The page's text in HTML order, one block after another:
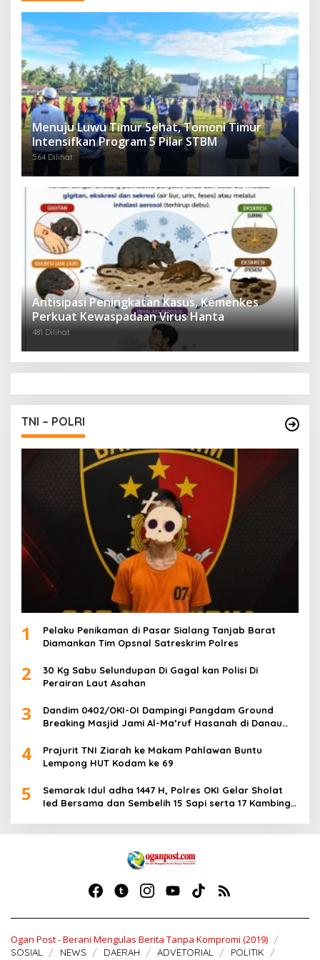
Menuju Luwu Timur Sehat, Tomoni Timur
Intensifkan Program 5 Pilar STBM
564 Dilihat
Antisipasi Peningkatan Kasus, Kemenkes
Perkuat Kewaspadaan Virus Hanta
481 Dilihat
TNI – POLRI
1
Pelaku Penikaman di Pasar Sialang Tanjab Barat
Diamankan Tim Opsnal Satreskrim Polres
2
30 Kg Sabu Selundupan Di Gagal kan Polisi Di
Perairan Laut Asahan
3
Dandim 0402/OKI-OI Dampingi Pangdam Ground
Breaking Masjid Jami Al-Ma’ruf Hasanah di Danau
4
Prajurit TNI Ziarah ke Makam Pahlawan Buntu
Lempong HUT Kodam ke 69
5
Semarak Idul adha 1447 H, Polres OKI Gelar Sholat
Ied Bersama dan Sembelih 15 Sapi serta 17 Kambing
Ogan Post - Berani Mengulas Berita Tanpa Kompromi (2019)
SOSIAL NEWS DAERAH ADVETORIAL
POLITIK